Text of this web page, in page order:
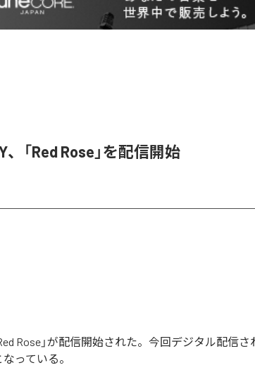
、「Red Rose」を配信開始
Red Rose」が配信開始された。今回デジタル配信さ
っている。